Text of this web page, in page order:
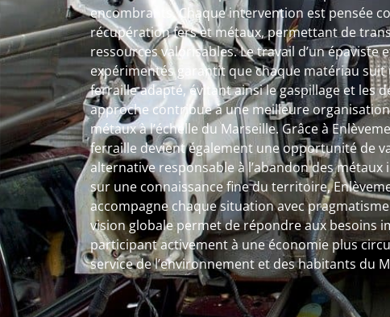
encombrants. Chaque intervention est pensée
récupération fers et métaux, permettant de
ressources valorisables. Le travail d’un épaviste
expérimentés garantit que chaque matériau suit
ferraille adapté, évitant ainsi le gaspillage et les
approche contribue à une meilleure
métaux à l’échelle du Marseille. Grâce à
ferraille devient également une opportunité de
alternative responsable à l’abandon des métaux
sur une connaissance fine du territoire,
accompagne chaque situation avec
vision globale permet de répondre aux besoins
participant activement à une économie plus
service de l’environnement et des habitants du